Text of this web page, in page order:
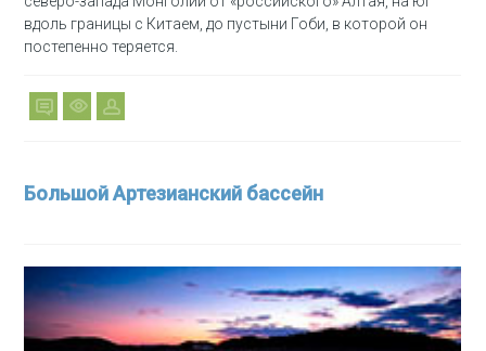
вдоль границы с Китаем, до пустыни Гоби, в которой он
постепенно теряется.
Большой Артезианский бассейн